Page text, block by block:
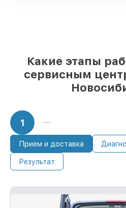
Какие этапы
сервисным
1
Прием и доставка
Результат